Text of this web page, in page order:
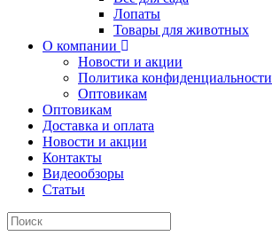
Лопаты
Товары для животных
О компании
Новости и акции
Политика конфиденциальности
Оптовикам
Оптовикам
Доставка и оплата
Новости и акции
Контакты
Видеообзоры
Статьи